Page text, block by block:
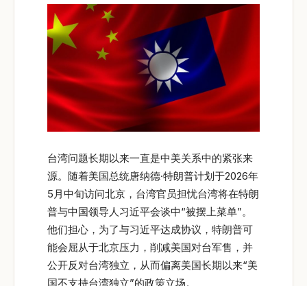
台湾问题长期以来一直是中美关系中的紧张来
源。随着美国总统唐纳德·特朗普计划于2026年
5月中旬访问北京，台湾官员担忧台湾将在特朗
普与中国领导人习近平会谈中“被摆上菜单”。
他们担心，为了与习近平达成协议，特朗普可
能会屈从于北京压力，削减美国对台军售，并
公开反对台湾独立，从而偏离美国长期以来“美
国不支持台湾独立”的政策立场。